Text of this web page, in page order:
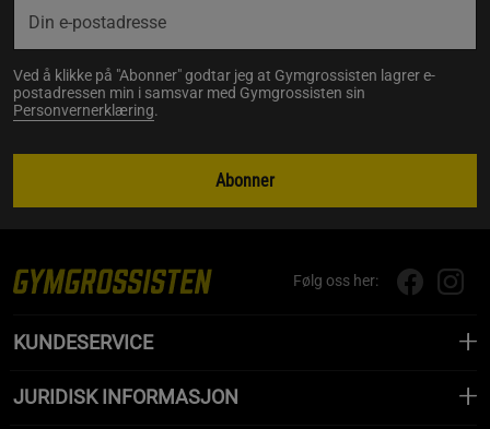
Ved å klikke på "Abonner" godtar jeg at Gymgrossisten lagrer e-
postadressen min i samsvar med Gymgrossisten sin
Personvernerklæring.
Abonner
Følg oss her:
KUNDESERVICE
JURIDISK INFORMASJON